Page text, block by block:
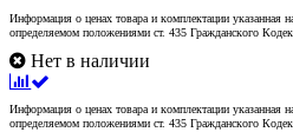
Информация о ценах товара и комплектации указанная
определяемом положениями ст. 435 Гражданского
Нет в наличии
Информация о ценах товара и комплектации указанная
определяемом положениями ст. 435 Гражданского